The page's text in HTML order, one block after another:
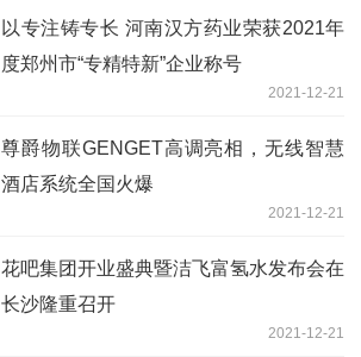
以专注铸专长 河南汉方药业荣获2021年
度郑州市“专精特新”企业称号
2021-12-21
尊爵物联GENGET高调亮相，无线智慧
酒店系统全国火爆
2021-12-21
花吧集团开业盛典暨洁飞富氢水发布会在
长沙隆重召开
2021-12-21